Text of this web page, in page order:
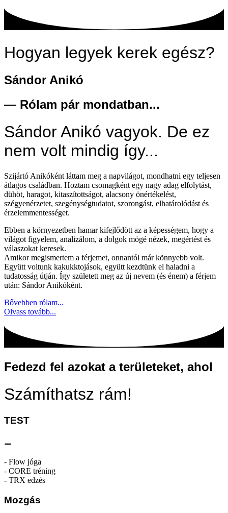
Hogyan legyek kerek egész?
Sándor Anikó
— Rólam pár mondatban...
Sándor Anikó vagyok. De ez
nem volt mindig így...
Szijártó Anikóként láttam meg a napvilágot, mondhatni egy teljesen
átlagos családban. Hoztam csomagként egy nagy adag elfolytást,
dühöt, haragot, kitaszítottságot, alacsony önértékelést,
szégyenérzetet, szegénységtudatot, szorongást, elhatárolódást és
érzelemmentességet.
Ebben a környezetben hamar kifejlődött az a képességem, hogy a
világot figyelem, analizálom, a dolgok mögé nézek, megértést és
válaszokat keresek.
Amikor megismertem a férjemet, onnantól már könnyebb volt.
Együtt voltunk kakukktojások, együtt kezdtünk el haladni a
tudatosság útján. Így született meg az új nevem (és énem) a férjem
után: Sándor Anikóként.
Bővebben rólam...
Olvass tovább...
Fedezd fel azokat a területeket, ahol
Számíthatsz rám!
TEST
⚊
- Flow jóga
- CORE tréning
- TRX edzés
Mozgás